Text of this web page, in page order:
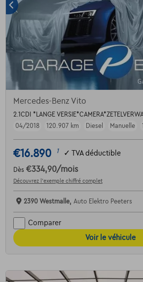
Mercedes-Benz Vito
2.1CDI *LANGE
04/2018
120.907 km Diesel Manuelle
€16.890 1 ✓ TVA déductible
Dès €334,90/mois
Découvrez l’exemple chiffré complet
2390 Westmalle, Auto Elektro Peeters
Comparer
Voir le véhicule